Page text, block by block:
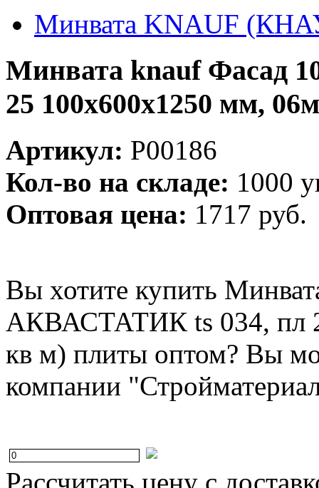
Минвата KNAUF
Минвата knauf Фасад
25 100x600x1250 мм,
Артикул: P00186
Кол-во на складе: 1000
Оптовая цена: 1717 руб.
Вы хотите купить
АКВАСТАТИК ts 034, пл
кв м) плиты оптом? Вы
компании
Рассчитать цену с